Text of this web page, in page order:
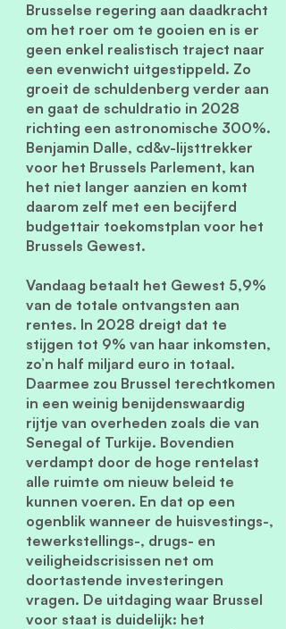
Brusselse regering aan daadkracht
om het roer om te gooien en is er
geen enkel realistisch traject naar
een evenwicht uitgestippeld. Zo
groeit de schuldenberg verder aan
en gaat de schuldratio in 2028
richting een astronomische 300%.
Benjamin Dalle, cd&v-lijsttrekker
voor het Brussels Parlement, kan
het niet langer aanzien en komt
daarom zelf met een becijferd
budgettair toekomstplan voor het
Brussels Gewest.
Vandaag betaalt het Gewest 5,9%
van de totale ontvangsten aan
rentes. In 2028 dreigt dat te
stijgen tot 9% van haar inkomsten,
zo’n half miljard euro in totaal.
Daarmee zou Brussel terechtkomen
in een weinig benijdenswaardig
rijtje van overheden zoals die van
Senegal of Turkije. Bovendien
verdampt door de hoge rentelast
alle ruimte om nieuw beleid te
kunnen voeren. En dat op een
ogenblik wanneer de huisvestings-,
tewerkstellings-, drugs- en
veiligheidscrisissen net om
doortastende investeringen
vragen. De uitdaging waar Brussel
voor staat is duidelijk: het